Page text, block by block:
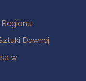
Dawnej
w